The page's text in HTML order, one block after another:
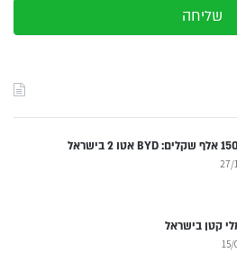
שליחה
27/
קטן בישראל
15/